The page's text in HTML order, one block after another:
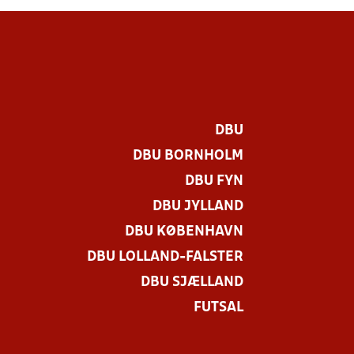
DBU
DBU BORNHOLM
DBU FYN
DBU JYLLAND
DBU KØBENHAVN
DBU LOLLAND-FALSTER
DBU SJÆLLAND
FUTSAL